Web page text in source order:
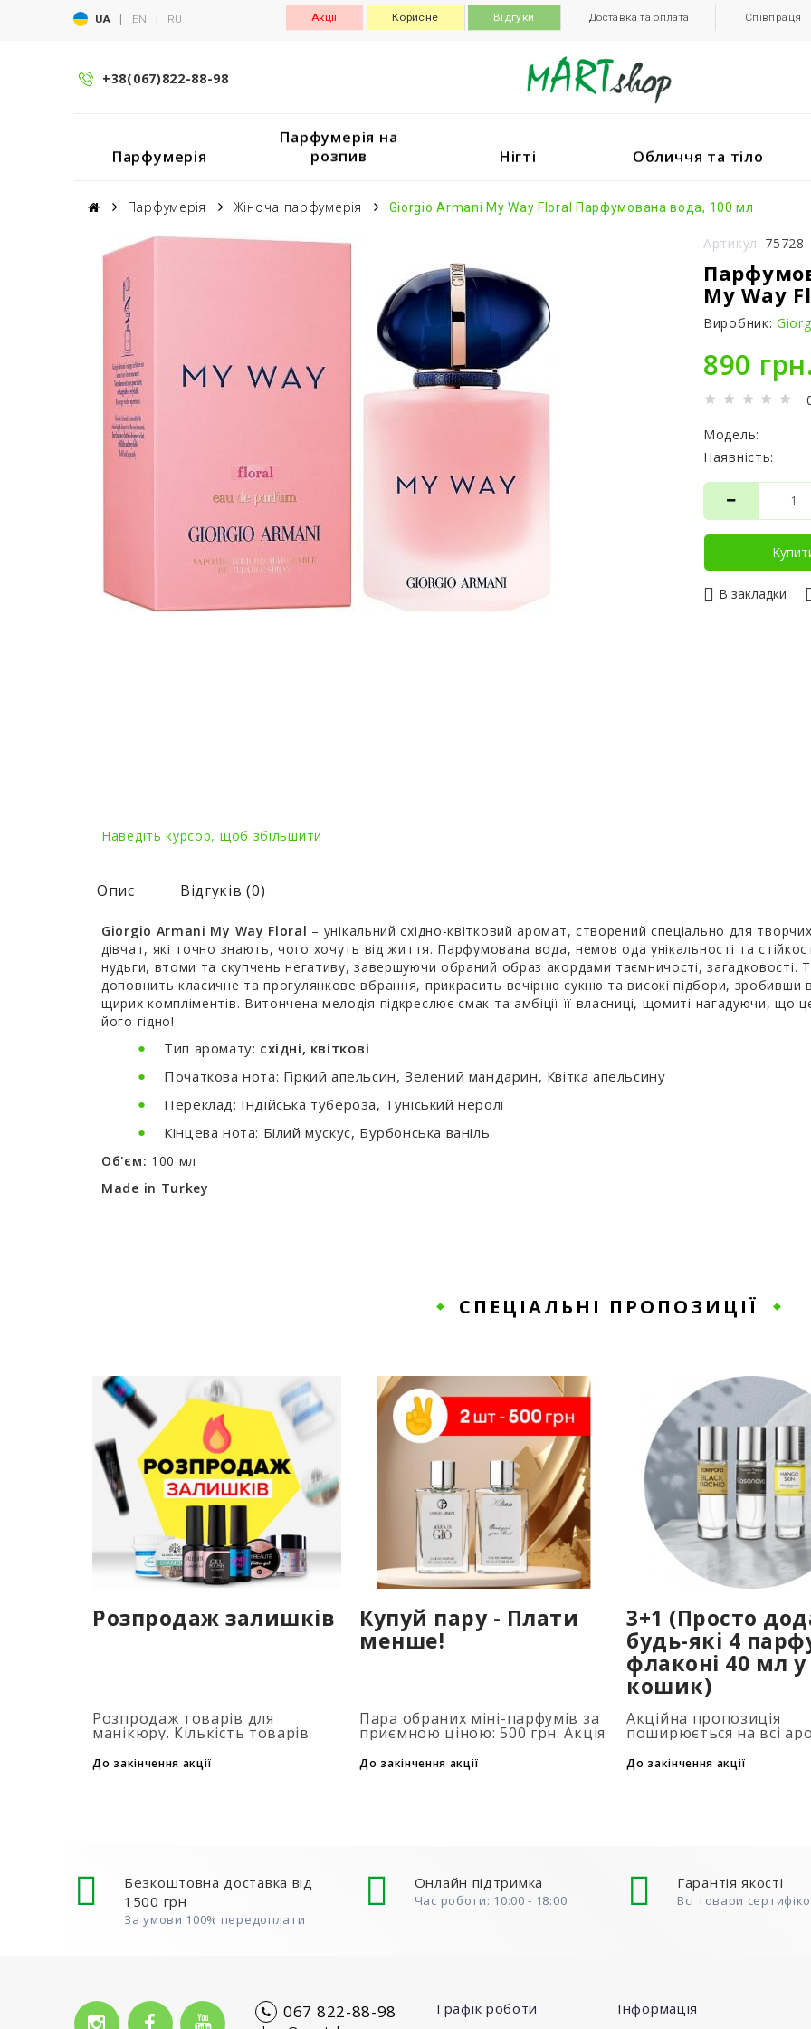
UA | EN | RU Акції Корисне Відгуки Доставка та оплата Співпраця
+38(067)822-88-98
Парфумерія
Парфумерія на
розпив
Нігті Обличчя та тіло
Парфумерія Жіноча парфумерія Giorgio Armani My Way Floral Парфумована вода, 100 мл
Наведіть курсор, щоб збільшити
Артикул: 75728
My Way
Виробник:
890
Модель:
Наявність:
В закладки
Опис Відгуків (0)
Giorgio Armani My Way Floral – унікальний східно-квітковий аромат, створений спеціально для
дівчат, які точно знають, чого хочуть від життя. Парфумована вода, немов ода унікальності та
нудьги, втоми та скупчень негативу, завершуючи обраний образ акордами таємничості, загадковості.
доповнить класичне та прогулянкове вбрання, прикрасить вечірню сукню та високі підбори,
щирих компліментів. Витончена мелодія підкреслює смак та амбіції її власниці, щомиті нагадуючи,
його гідно!
Тип аромату: східні, квіткові
Початкова нота: Гіркий апельсин, Зелений мандарин, Квітка апельсину
Переклад: Індійська тубероза, Туніський неролі
Кінцева нота: Білий мускус, Бурбонська ваніль
Об'єм: 100 мл
Made in Turkey
СПЕЦІАЛЬНІ ПРОПОЗИЦІЇ
Розпродаж залишків
Розпродаж товарів для
манікюру. Кількість товарів
на таймері...
До закінчення акції
Купуй пару - Плати
менше!
Пара обраних міні-парфумів за
приємною ціною: 500 грн. Акція
при додаванні 2 та більше
флаконів у кошик. Кількість
До закінчення акції
3+1 (Просто
будь-які 4
флаконі 40 мл у
кошик)
Акційна пропозиція
поширюється на всі
подарункових
обмежена (3+1, 6+2,
До закінчення акції
Безкоштовна доставка від
1500 грн
За умови 100% передоплати
Онлайн підтримка
Час роботи: 10:00 - 18:00
Гарантія якості
Всі товари
067 822-88-98 Графік роботи Інформація